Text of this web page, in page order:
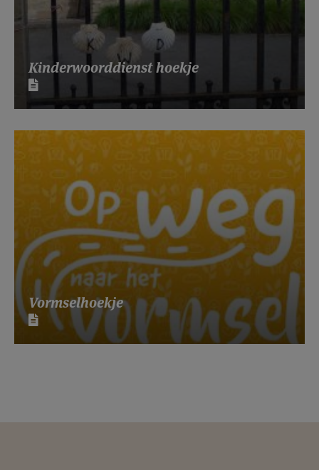
Kinderwoorddienst hoekje
Vormselhoekje